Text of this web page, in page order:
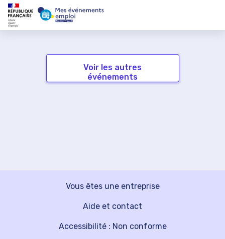
Voir les autres
événements
Vous êtes une entreprise
Aide et contact
Accessibilité : Non conforme